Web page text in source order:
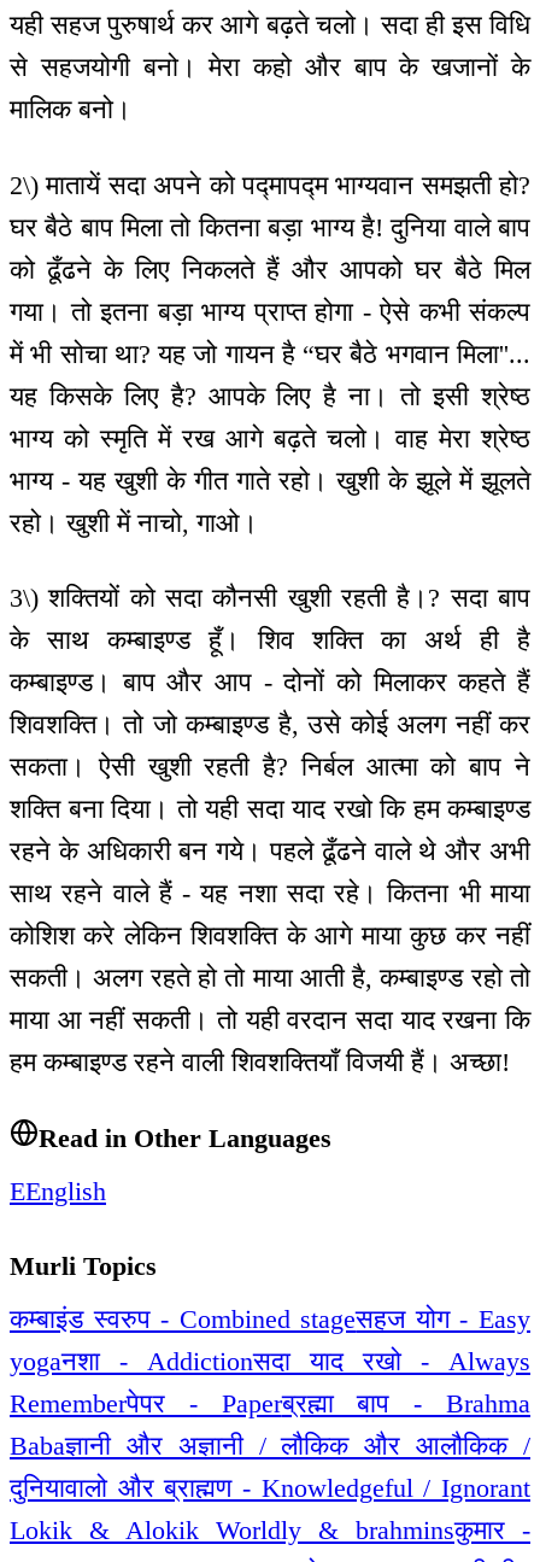
यही सहज पुरुषार्थ कर आगे बढ़ते चलो। सदा ही इस विधि
से सहजयोगी बनो। मेरा कहो और बाप के खजानों के
मालिक बनो।
2\) मातायें सदा अपने को पद्मापद्म भाग्यवान समझती हो?
घर बैठे बाप मिला तो कितना बड़ा भाग्य है! दुनिया वाले बाप
को ढूँढने के लिए निकलते हैं और आपको घर बैठे मिल
गया। तो इतना बड़ा भाग्य प्राप्त होगा - ऐसे कभी संकल्प
में भी सोचा था? यह जो गायन है “घर बैठे भगवान मिला''...
यह किसके लिए है? आपके लिए है ना। तो इसी श्रेष्ठ
भाग्य को स्मृति में रख आगे बढ़ते चलो। वाह मेरा श्रेष्ठ
भाग्य - यह खुशी के गीत गाते रहो। खुशी के झूले में झूलते
रहो। खुशी में नाचो, गाओ।
3\) शक्तियों को सदा कौनसी खुशी रहती है।? सदा बाप
के साथ कम्बाइण्ड हूँ। शिव शक्ति का अर्थ ही है
कम्बाइण्ड। बाप और आप - दोनों को मिलाकर कहते हैं
शिवशक्ति। तो जो कम्बाइण्ड है, उसे कोई अलग नहीं कर
सकता। ऐसी खुशी रहती है? निर्बल आत्मा को बाप ने
शक्ति बना दिया। तो यही सदा याद रखो कि हम कम्बाइण्ड
रहने के अधिकारी बन गये। पहले ढूँढने वाले थे और अभी
साथ रहने वाले हैं - यह नशा सदा रहे। कितना भी माया
कोशिश करे लेकिन शिवशक्ति के आगे माया कुछ कर नहीं
सकती। अलग रहते हो तो माया आती है, कम्बाइण्ड रहो तो
माया आ नहीं सकती। तो यही वरदान सदा याद रखना कि
हम कम्बाइण्ड रहने वाली शिवशक्तियाँ विजयी हैं। अच्छा!
Read in Other Languages
EEnglish
Murli Topics
कम्बाइंड स्वरुप - Combined stageसहज योग - Easy
yogaनशा - Addictionसदा याद रखो - Always
Rememberपेपर - Paperब्रह्मा बाप - Brahma
Babaज्ञानी और अज्ञानी / लौकिक और आलौकिक /
दुनियावालो और ब्राह्मण - Knowledgeful / Ignorant
Lokik & Alokik Worldly & brahminsकुमार -